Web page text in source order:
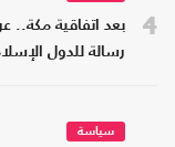
4
بعد اتفاقية مكة..
رسالة للدول
سياسة